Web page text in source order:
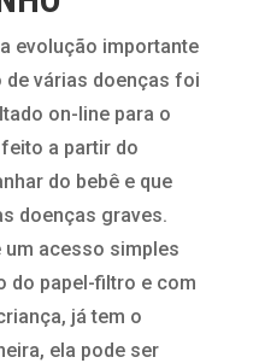
evolução importante
várias doenças foi
on-line para o
a partir do
do bebê e que
doenças graves.
um acesso simples
do papel-filtro e com
já tem o
ela pode ser